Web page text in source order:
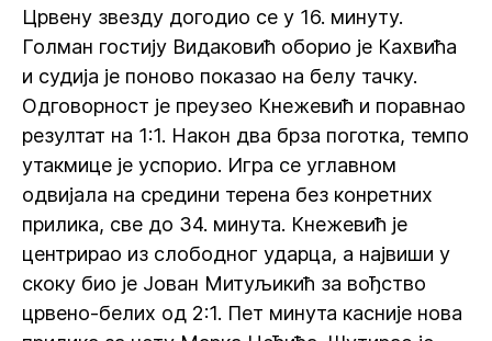
Црвену звезду догодио се у 16. минуту.
Голман гостију Видаковић оборио је Кахвића
и судија је поново показао на белу тачку.
Одговорност је преузео Кнежевић и поравнао
резултат на 1:1. Након два брза поготка, темпо
утакмице је успорио. Игра се углавном
одвијала на средини терена без конретних
прилика, све до 34. минута. Кнежевић је
центрирао из слободног ударца, а највиши у
скоку био је Јован Митуљикић за вођство
црвено-белих од 2:1. Пет минута касније нова